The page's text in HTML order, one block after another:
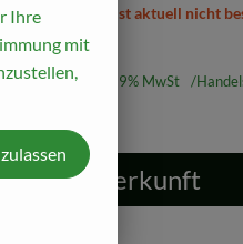
Artikel ist aktuell nicht
6,03 € 19% MwSt
Herkunft
Ihre
mit